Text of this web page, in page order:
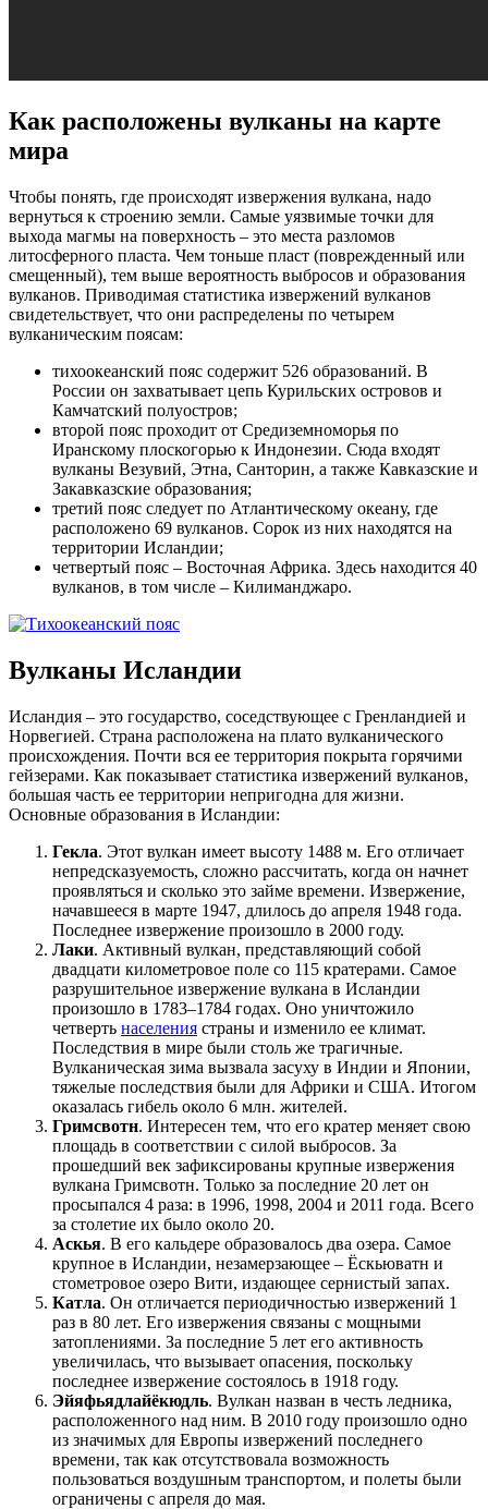
Как расположены вулканы на карте
мира
Чтобы понять, где происходят извержения вулкана, надо
вернуться к строению земли. Самые уязвимые точки для
выхода магмы на поверхность – это места разломов
литосферного пласта. Чем тоньше пласт (поврежденный или
смещенный), тем выше вероятность выбросов и образования
вулканов. Приводимая статистика извержений вулканов
свидетельствует, что они распределены по четырем
вулканическим поясам:
тихоокеанский пояс содержит 526 образований. В
России он захватывает цепь Курильских островов и
Камчатский полуостров;
второй пояс проходит от Средиземноморья по
Иранскому плоскогорью к Индонезии. Сюда входят
вулканы Везувий, Этна, Санторин, а также Кавказские и
Закавказские образования;
третий пояс следует по Атлантическому океану, где
расположено 69 вулканов. Сорок из них находятся на
территории Исландии;
четвертый пояс – Восточная Африка. Здесь находится 40
вулканов, в том числе – Килиманджаро.
Вулканы Исландии
Исландия – это государство, соседствующее с Гренландией и
Норвегией. Страна расположена на плато вулканического
происхождения. Почти вся ее территория покрыта горячими
гейзерами. Как показывает статистика извержений вулканов,
большая часть ее территории непригодна для жизни.
Основные образования в Исландии:
Гекла. Этот вулкан имеет высоту 1488 м. Его отличает
непредсказуемость, сложно рассчитать, когда он начнет
проявляться и сколько это займе времени. Извержение,
начавшееся в марте 1947, длилось до апреля 1948 года.
Последнее извержение произошло в 2000 году.
Лаки. Активный вулкан, представляющий собой
двадцати километровое поле со 115 кратерами. Самое
разрушительное извержение вулкана в Исландии
произошло в 1783–1784 годах. Оно уничтожило
четверть населения страны и изменило ее климат.
Последствия в мире были столь же трагичные.
Вулканическая зима вызвала засуху в Индии и Японии,
тяжелые последствия были для Африки и США. Итогом
оказалась гибель около 6 млн. жителей.
Гримсвотн. Интересен тем, что его кратер меняет свою
площадь в соответствии с силой выбросов. За
прошедший век зафиксированы крупные извержения
вулкана Гримсвотн. Только за последние 20 лет он
просыпался 4 раза: в 1996, 1998, 2004 и 2011 года. Всего
за столетие их было около 20.
Аскья. В его кальдере образовалось два озера. Самое
крупное в Исландии, незамерзающее – Ёскьюватн и
стометровое озеро Вити, издающее сернистый запах.
Катла. Он отличается периодичностью извержений 1
раз в 80 лет. Его извержения связаны с мощными
затоплениями. За последние 5 лет его активность
увеличилась, что вызывает опасения, поскольку
последнее извержение состоялось в 1918 году.
Эйяфьядлайёкюдль. Вулкан назван в честь ледника,
расположенного над ним. В 2010 году произошло одно
из значимых для Европы извержений последнего
времени, так как отсутствовала возможность
пользоваться воздушным транспортом, и полеты были
ограничены с апреля до мая.